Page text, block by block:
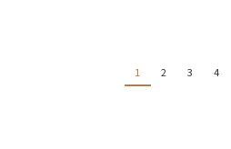
1 2 3 4